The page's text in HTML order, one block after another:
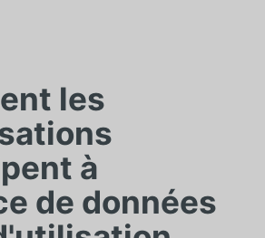
les
à
de données